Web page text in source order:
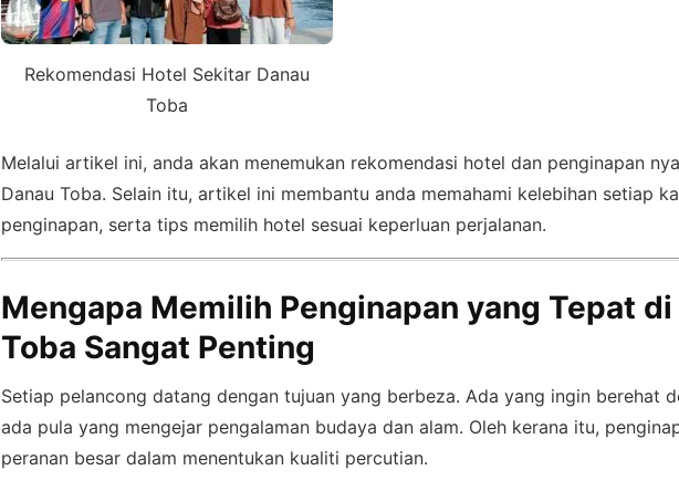
Rekomendasi Hotel Sekitar Danau
Toba
Melalui artikel ini, anda akan menemukan rekomendasi hotel dan penginapan
Danau Toba. Selain itu, artikel ini membantu anda memahami kelebihan setiap
penginapan, serta tips memilih hotel sesuai keperluan perjalanan.
Mengapa Memilih Penginapan yang Tepat di
Toba Sangat Penting
Setiap pelancong datang dengan tujuan yang berbeza. Ada yang ingin berehat
ada pula yang mengejar pengalaman budaya dan alam. Oleh kerana itu,
peranan besar dalam menentukan kualiti percutian.